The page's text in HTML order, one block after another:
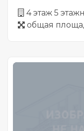
4 этаж 5
общая